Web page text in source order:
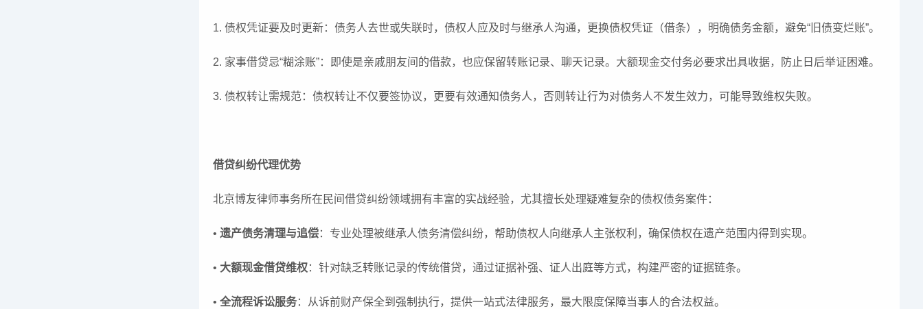
1. 债权凭证要及时更新：债务人去世或失联时，债权人应及时与继承人沟通，更换债权凭证（借条），明确债务金额，避免“旧债变烂账”。
2. 家事借贷忌“糊涂账”：即使是亲戚朋友间的借款，也应保留转账记录、聊天记录。大额现金交付务必要求出具收据，防止日后举证困难。
3. 债权转让需规范：债权转让不仅要签协议，更要有效通知债务人，否则转让行为对债务人不发生效力，可能导致维权失败。
借贷纠纷代理优势
北京博友律师事务所在民间借贷纠纷领域拥有丰富的实战经验，尤其擅长处理疑难复杂的债权债务案件：
• 遗产债务清理与追偿：专业处理被继承人债务清偿纠纷，帮助债权人向继承人主张权利，确保债权在遗产范围内得到实现。
• 大额现金借贷维权：针对缺乏转账记录的传统借贷，通过证据补强、证人出庭等方式，构建严密的证据链条。
• 全流程诉讼服务：从诉前财产保全到强制执行，提供一站式法律服务，最大限度保障当事人的合法权益。